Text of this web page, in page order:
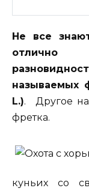
Не все
отлично
называемых
L.). Другое
фретка.
куньих со